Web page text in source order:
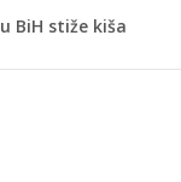
BiH stiže kiša
radnih mjesta
Hrvati
cijeloj EU